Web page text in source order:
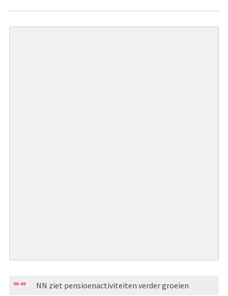
06-08 NN ziet pensioenactiviteiten verder groeien